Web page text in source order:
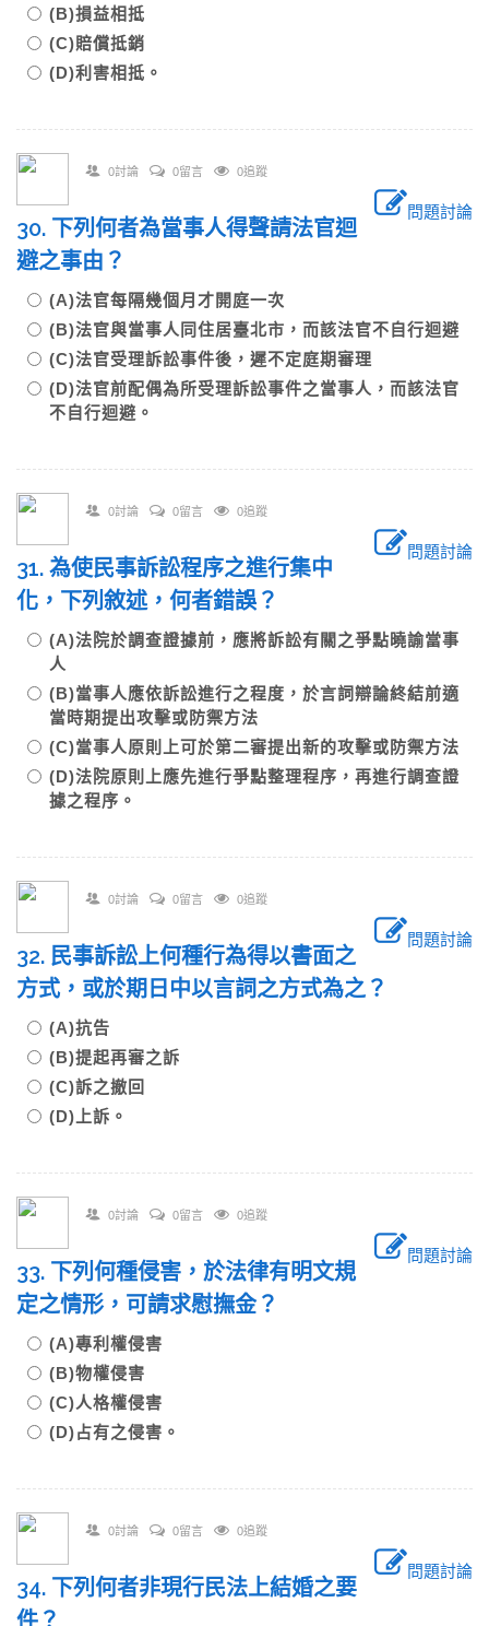
(B)損益相抵
(C)賠償抵銷
(D)利害相抵。
0討論 0留言 0追蹤
問題討論
30. 下列何者為當事人得聲請法官迴
避之事由？
(A)法官每隔幾個月才開庭一次
(B)法官與當事人同住居臺北市，而該法官不自行迴避
(C)法官受理訴訟事件後，遲不定庭期審理
(D)法官前配偶為所受理訴訟事件之當事人，而該法官
不自行迴避。
0討論 0留言 0追蹤
問題討論
31. 為使民事訴訟程序之進行集中
化，下列敘述，何者錯誤？
(A)法院於調查證據前，應將訴訟有關之爭點曉諭當事
人
(B)當事人應依訴訟進行之程度，於言詞辯論終結前適
當時期提出攻擊或防禦方法
(C)當事人原則上可於第二審提出新的攻擊或防禦方法
(D)法院原則上應先進行爭點整理程序，再進行調查證
據之程序。
0討論 0留言 0追蹤
問題討論
32. 民事訴訟上何種行為得以書面之
方式，或於期日中以言詞之方式為之？
(A)抗告
(B)提起再審之訴
(C)訴之撤回
(D)上訴。
0討論 0留言 0追蹤
問題討論
33. 下列何種侵害，於法律有明文規
定之情形，可請求慰撫金？
(A)專利權侵害
(B)物權侵害
(C)人格權侵害
(D)占有之侵害。
0討論 0留言 0追蹤
問題討論
34. 下列何者非現行民法上結婚之要
件？